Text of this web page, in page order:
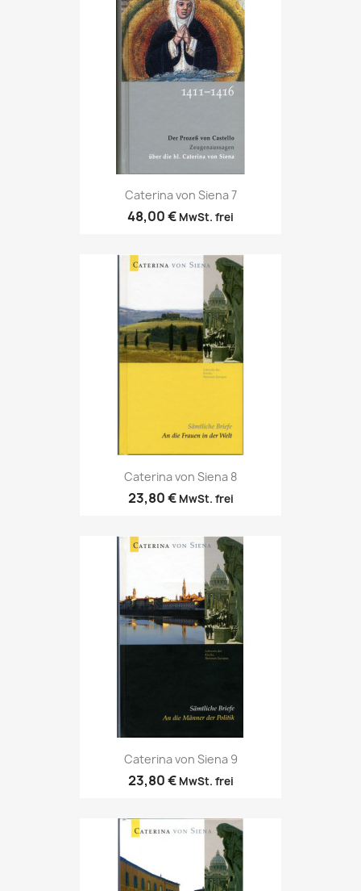
Caterina von Siena 7
48,00 € MwSt. frei
Caterina von Siena 8
23,80 € MwSt. frei
Caterina von Siena 9
23,80 € MwSt. frei